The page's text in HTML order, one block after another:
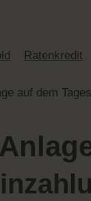
Ratenkredit